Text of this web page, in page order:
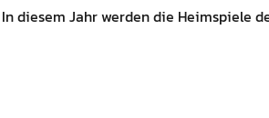
diesem Jahr werden die Heimspiele